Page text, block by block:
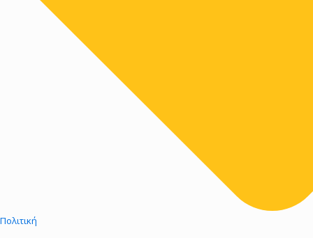
Πολιτική